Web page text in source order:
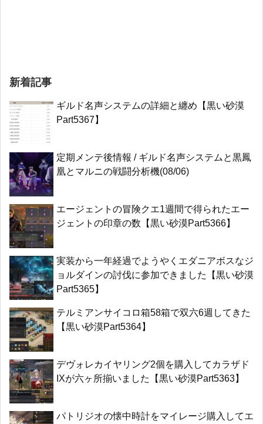
新着記事
ギルド名声システムの詳細と纏め【黒い砂漠
Part5367】
定期メンテ後情報 / ギルド名声システムと黒鳳
凰とマルニの戦闘分析機(08/06)
エージェントの冒険クエ1週間で得られたエー
ジェントの印章の数【黒い砂漠Part5366】
実装から一年経過でようやくエダニアボスなジ
ョルダインの討伐に参加できました【黒い砂漠
Part5365】
テルミアンサイコロ箱58箱で双六6週してきた
【黒い砂漠Part5364】
デヴォレカイヤリング2個を購入してカラザド
IXが六ヶ所揃いました【黒い砂漠Part5363】
パトリジオの懐中時計をマイレージ購入してエ